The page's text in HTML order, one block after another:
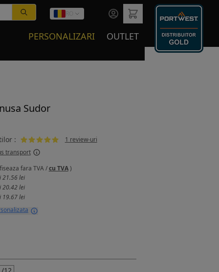
PERSONALIZARI OUTLET
Sudor
:
1 review-uri
transport
fara TVA/cu TVA)
21.56 lei
20.42 lei
19.67 lei